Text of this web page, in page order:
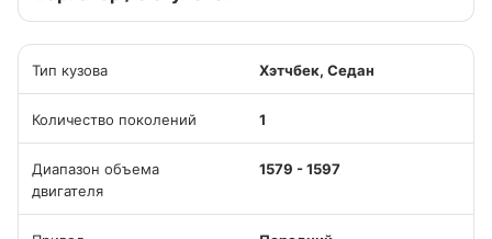
Тип кузова Хэтчбек, Седан
Количество поколений 1
Диапазон объема
двигателя
1579 - 1597